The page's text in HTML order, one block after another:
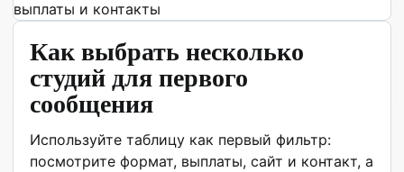
Как выбрать несколько
студий для первого
сообщения
Используйте таблицу как первый фильтр:
посмотрите формат, выплаты, сайт и контакт, а